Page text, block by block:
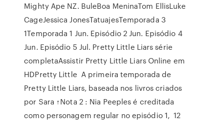
Mighty Ape NZ. BuleBoa MeninaTom EllisLuke
CageJessica JonesTatuajesTemporada 3
1Temporada 1 Jun. Episódio 2 Jun. Episódio 4
Jun. Episódio 5 Jul. Pretty Little Liars série
completaAssistir Pretty Little Liars Online em
HDPretty Little A primeira temporada de
Pretty Little Liars, baseada nos livros criados
por Sara ↑Nota 2 : Nia Peeples é creditada
como personagem regular no episódio 1, 12